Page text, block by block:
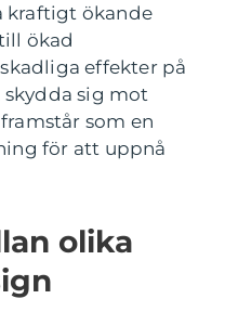
kraftigt ökande
ökad
effekter på
skydda sig mot
som en
för att uppnå
olika